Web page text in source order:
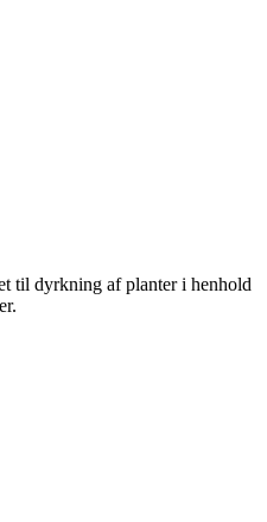
til dyrkning af planter i henhold